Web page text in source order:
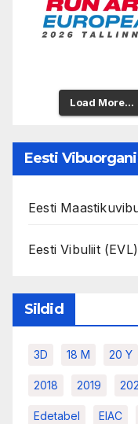
Load More...
Eesti
Eesti
Eesti Vibuliit (EVL)
Sildid
3D 18 M 20 Y
2018 2019
Edetabel EIAC